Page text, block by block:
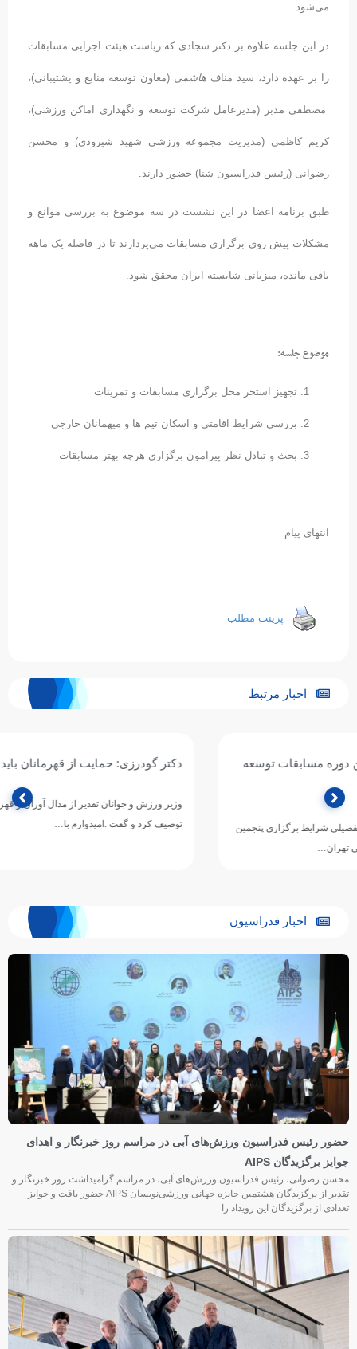
می‌شود.
در این جلسه علاوه بر دکتر سجادی که ریاست هیئت اجرایی مسابقات
را بر عهده دارد، سید مناف هاشمی (معاون توسعه منابع و پشتیبانی)،
مصطفی مدبر (مدیرعامل شرکت توسعه و نگهداری اماکن ورزشی)،
کریم کاظمی (مدیریت مجموعه ورزشی شهید شیرودی) و محسن
رضوانی (رئیس فدراسیون شنا) حضور دارند.
طبق برنامه اعضا در این نشست در سه موضوع به بررسی موانع و
مشکلات پیش روی برگزاری مسابقات می‌پردازند تا در فاصله یک ماهه
باقی مانده، میزبانی شایسته ایران محقق شود.
موضوع جلسه:
تجهیز استخر محل برگزاری مسابقات و تمرینات
بررسی شرایط اقامتی و اسکان تیم ها و میهمانان خارجی
بحث و تبادل نظر پیرامون برگزاری هرچه بهتر مسابقات
انتهای پیام
پرینت مطلب
اخبار مرتبط
دکتر گودرزی: حمایت از قهرمانان باید پایدار و همیشگی باشد
وزیر ورزش و جوانان تقدیر از مدال آوران و قهرمانان ملی را تقدیری معنوی
توصیف کرد و گفت :امیدوارم با…
اخبار فدراسیون
حضور رئیس فدراسیون ورزش‌های آبی در مراسم روز خبرنگار و اهدای
جوایز برگزیدگان AIPS
محسن رضوانی، رئیس فدراسیون ورزش‌های آبی، در مراسم گرامیداشت روز خبرنگار و
تقدیر از برگزیدگان هشتمین جایزه جهانی ورزشی‌نویسان AIPS حضور یافت و جوایز
تعدادی از برگزیدگان این رویداد را